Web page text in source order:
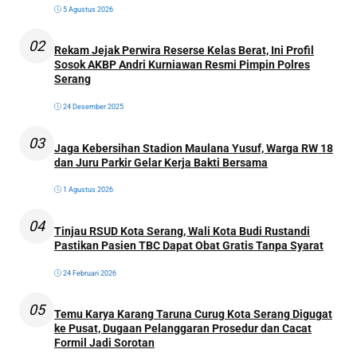
5 Agustus 2026
02
Rekam Jejak Perwira Reserse Kelas Berat, Ini Profil
Sosok AKBP Andri Kurniawan Resmi Pimpin Polres
Serang
24 Desember 2025
03
Jaga Kebersihan Stadion Maulana Yusuf, Warga RW 18
dan Juru Parkir Gelar Kerja Bakti Bersama
1 Agustus 2026
04
Tinjau RSUD Kota Serang, Wali Kota Budi Rustandi
Pastikan Pasien TBC Dapat Obat Gratis Tanpa Syarat
24 Februari 2026
05
Temu Karya Karang Taruna Curug Kota Serang Digugat
ke Pusat, Dugaan Pelanggaran Prosedur dan Cacat
Formil Jadi Sorotan